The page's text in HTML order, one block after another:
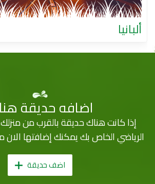
ألبانيا
اضافه حديقة
إذا كانت هناك حديقة بالقرب من
الرياضي الخاص بك يمكنك إضافتها
اضف حديقة